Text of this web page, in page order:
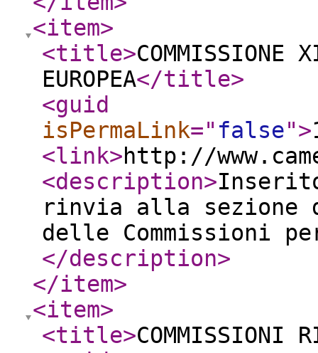
<item>
<title>COMMISSIONE
EUROPEA</title>
<guid
isPermaLink=" false">
<link>http://
<description>
rinvia alla sezione
delle Commissioni
</description>
</item>
<item>
<title>COMMISSIONI